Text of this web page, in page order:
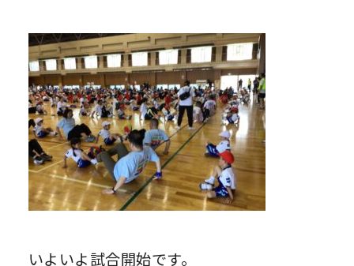
いよいよ試合開始です。